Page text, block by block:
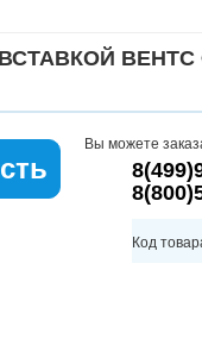
ВЕНТС
Вы можете
Код